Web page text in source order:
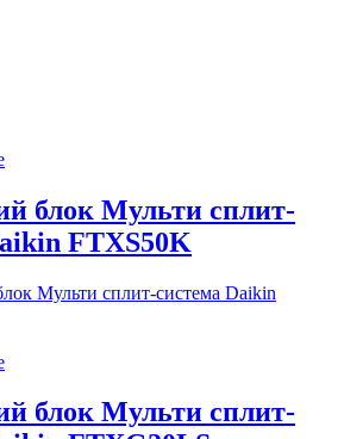
блок Мульти сплит-
FTXS50K
блок Мульти сплит-